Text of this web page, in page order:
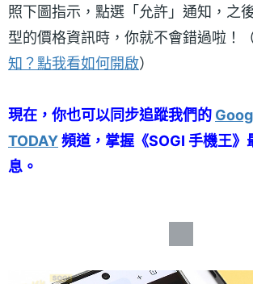
照下圖指示，點選「允許」通知，之
型的價格資訊時，你就不會錯過啦！
知？點我看如何開啟）
現在，你也可以同步追蹤我們的
TODAY頻道，掌握《SOGI 手機王》
息。